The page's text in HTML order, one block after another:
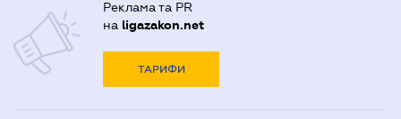
Реклама та PR
на ligazakon.net
ТАРИФИ